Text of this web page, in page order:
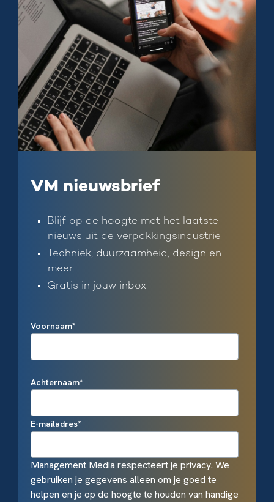
VM nieuwsbrief
Blijf op de hoogte met het laatste
nieuws uit de verpakkingsindustrie
Techniek, duurzaamheid, design en
meer
Gratis in jouw inbox
Voornaam*
Achternaam*
E-mailadres*
Management Media respecteert je privacy. We
gebruiken je gegevens alleen om je goed te
helpen en je op de hoogte te houden van handige